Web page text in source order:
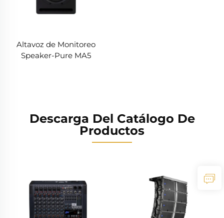
Altavoz de Monitoreo
Speaker-Pure MA5
Descarga Del Catálogo De
Productos